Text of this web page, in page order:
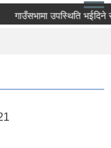
गाउँसभामा उपस्थिति भईदिने